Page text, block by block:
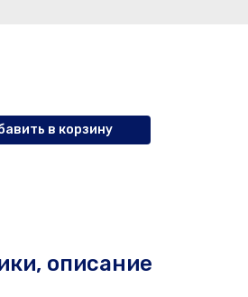
в корзину
описание